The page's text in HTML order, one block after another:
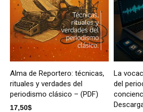
Alma de Reportero: técnicas,
rituales y verdades del
periodismo clásico – (PDF)
17,50$
La
del